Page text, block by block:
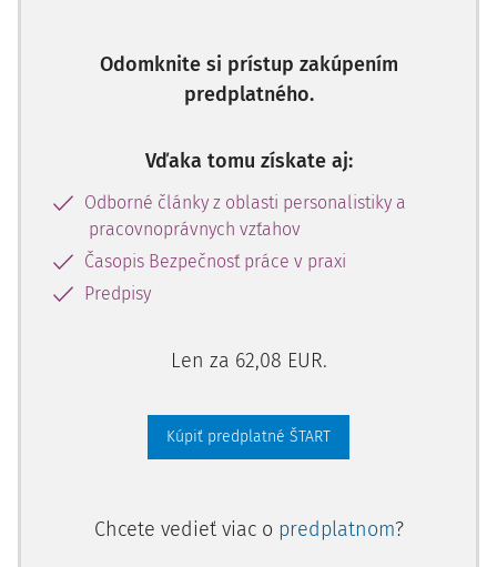
Odomknite si prístup zakúpením
predplatného.
Vďaka tomu získate aj:
Odborné články z oblasti personalistiky a
pracovnoprávnych vzťahov
Časopis Bezpečnosť práce v praxi
Predpisy
Len za 62,08 EUR.
Kúpiť predplatné ŠTART
Chcete vedieť viac o predplatnom?